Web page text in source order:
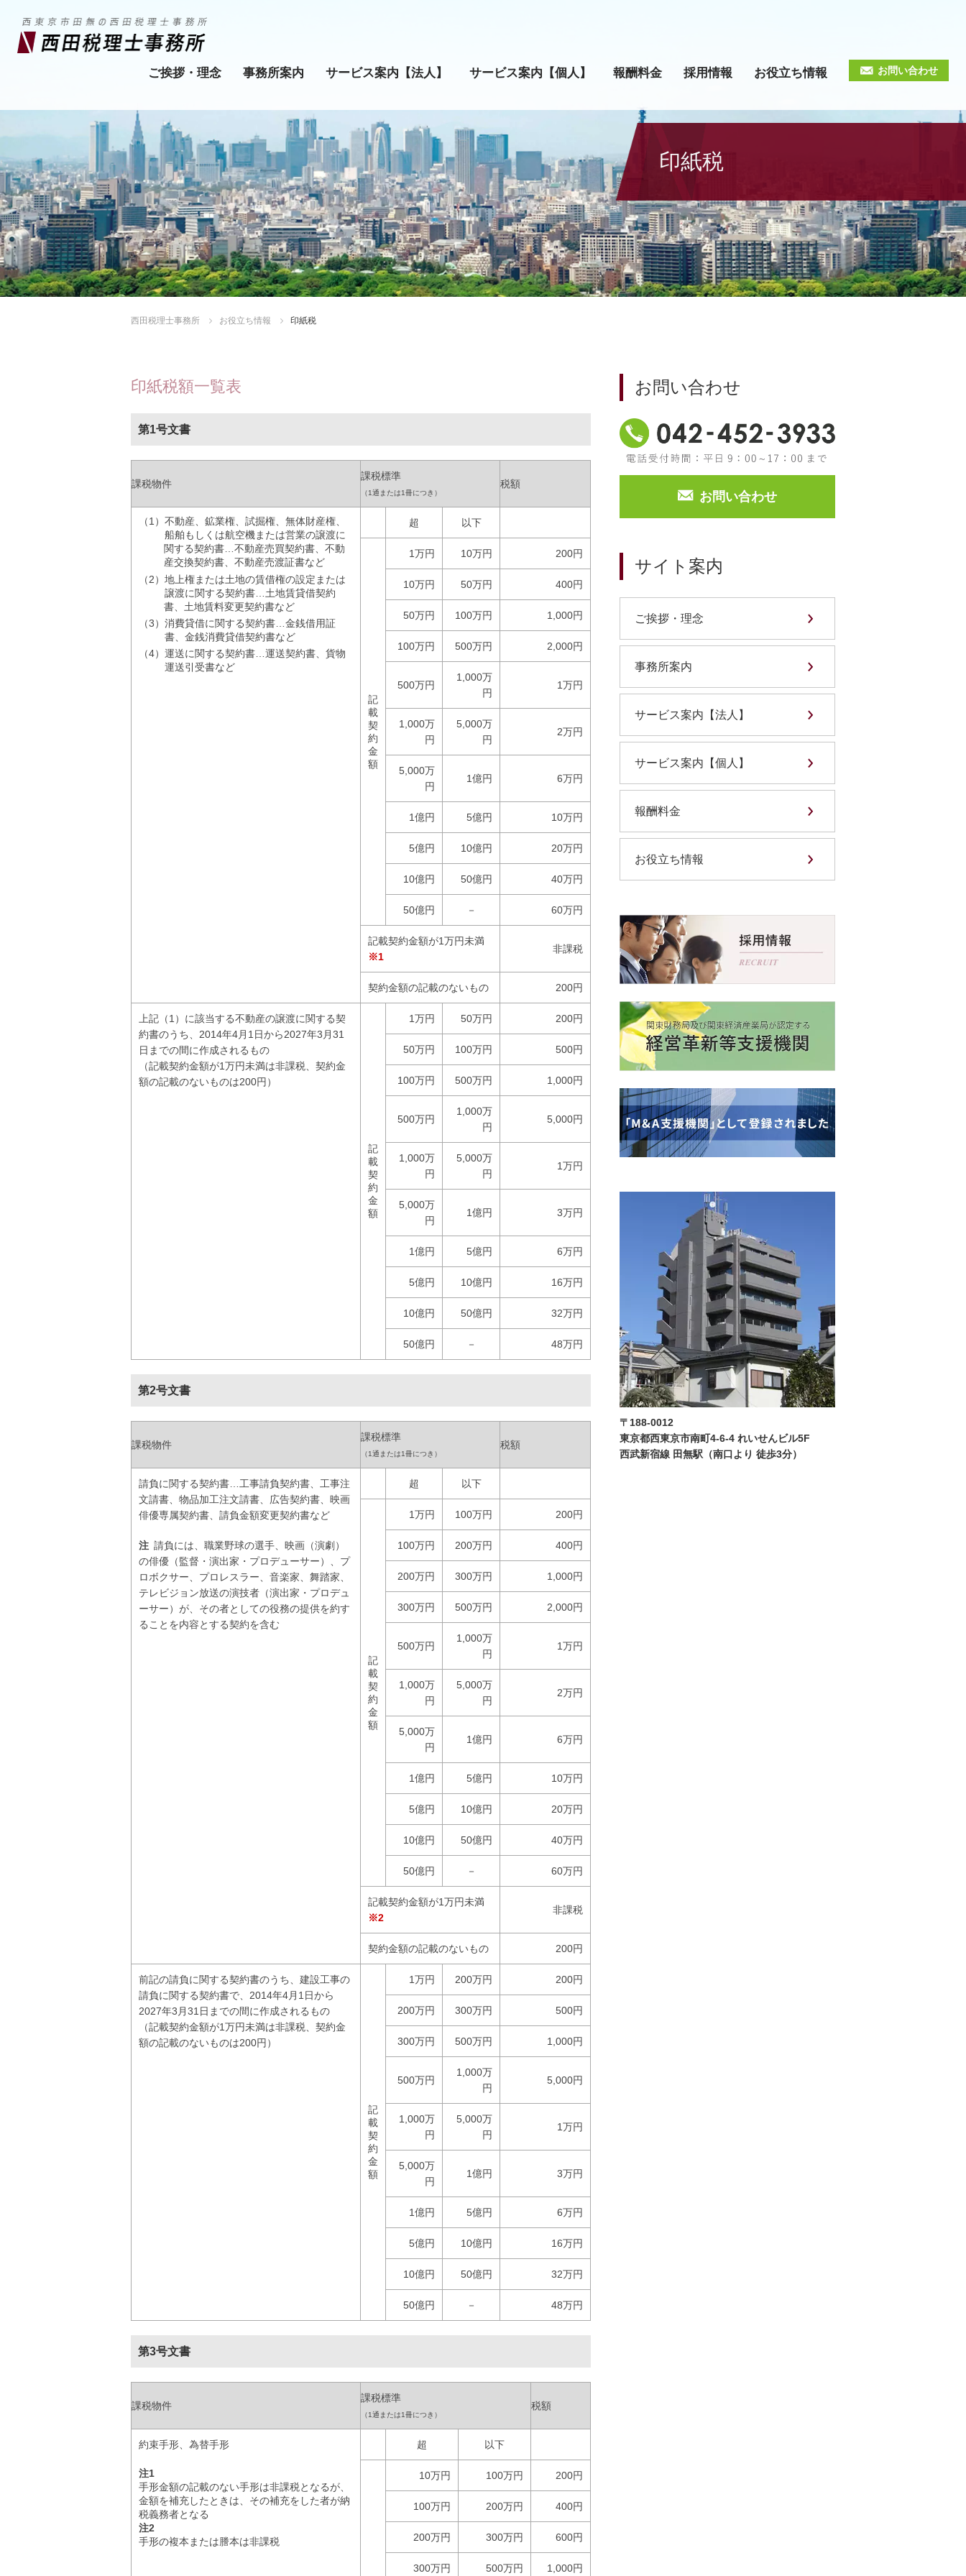
ご挨拶・理念 事務所案内 サービス案内【法人】 サービス案内【個人】 報酬料金 採用情報 お役立ち情報 お問い合わせ
印紙税
西田税理士事務所 お役立ち情報 印紙税
印紙税額一覧表
第1号文書
課税物件
課税標準
（1通または1冊につき）
税額
（1） 不動産、鉱業権、試掘権、無体財産権、
船舶もしくは航空機または営業の譲渡に
関する契約書…不動産売買契約書、不動
産交換契約書、不動産売渡証書など
（2） 地上権または土地の賃借権の設定または
譲渡に関する契約書…土地賃貸借契約
書、土地賃料変更契約書など
（3） 消費貸借に関する契約書…金銭借用証
書、金銭消費貸借契約書など
（4） 運送に関する契約書…運送契約書、貨物
運送引受書など
超 以下
記
載
契
約
金
額
1万円 10万円 200円
10万円 50万円 400円
50万円 100万円 1,000円
100万円 500万円 2,000円
500万円
1,000万
円
1万円
1,000万
円
5,000万
円
2万円
5,000万
円
1億円 6万円
1億円 5億円 10万円
5億円 10億円 20万円
10億円 50億円 40万円
50億円 － 60万円
記載契約金額が1万円未満
※1
非課税
契約金額の記載のないもの 200円
上記（1）に該当する不動産の譲渡に関する契
約書のうち、2014年4月1日から2027年3月31
日までの間に作成されるもの
（記載契約金額が1万円未満は非課税、契約金
額の記載のないものは200円）
記
載
契
約
金
額
1万円 50万円 200円
50万円 100万円 500円
100万円 500万円 1,000円
500万円
1,000万
円
5,000円
1,000万
円
5,000万
円
1万円
5,000万
円
1億円 3万円
1億円 5億円 6万円
5億円 10億円 16万円
10億円 50億円 32万円
50億円 － 48万円
第2号文書
課税物件
課税標準
（1通または1冊につき）
税額
請負に関する契約書…工事請負契約書、工事注
文請書、物品加工注文請書、広告契約書、映画
俳優専属契約書、請負金額変更契約書など
注 請負には、職業野球の選手、映画（演劇）
の俳優（監督・演出家・プロデューサー）、プ
ロボクサー、プロレスラー、音楽家、舞踏家、
テレビジョン放送の演技者（演出家・プロデュ
ーサー）が、その者としての役務の提供を約す
ることを内容とする契約を含む
超 以下
記
載
契
約
金
額
1万円 100万円 200円
100万円 200万円 400円
200万円 300万円 1,000円
300万円 500万円 2,000円
500万円
1,000万
円
1万円
1,000万
円
5,000万
円
2万円
5,000万
円
1億円 6万円
1億円 5億円 10万円
5億円 10億円 20万円
10億円 50億円 40万円
50億円 － 60万円
記載契約金額が1万円未満
※2
非課税
契約金額の記載のないもの 200円
前記の請負に関する契約書のうち、建設工事の
請負に関する契約書で、2014年4月1日から
2027年3月31日までの間に作成されるもの
（記載契約金額が1万円未満は非課税、契約金
額の記載のないものは200円）
記
載
契
約
金
額
1万円 200万円 200円
200万円 300万円 500円
300万円 500万円 1,000円
500万円
1,000万
円
5,000円
1,000万
円
5,000万
円
1万円
5,000万
円
1億円 3万円
1億円 5億円 6万円
5億円 10億円 16万円
10億円 50億円 32万円
50億円 － 48万円
第3号文書
課税物件
課税標準
（1通または1冊につき）
税額
約束手形、為替手形
注1
手形金額の記載のない手形は非課税となるが、
金額を補充したときは、その補充をした者が納
税義務者となる
注2
手形の複本または謄本は非課税
超 以下
10万円 100万円 200円
100万円 200万円 400円
200万円 300万円 600円
300万円 500万円 1,000円
お問い合わせ
お問い合わせ
サイト案内
ご挨拶・理念
事務所案内
サービス案内【法人】
サービス案内【個人】
報酬料金
お役立ち情報
〒188-0012
東京都西東京市南町4-6-4 れいせんビル5F
西武新宿線 田無駅（南口より 徒歩3分）